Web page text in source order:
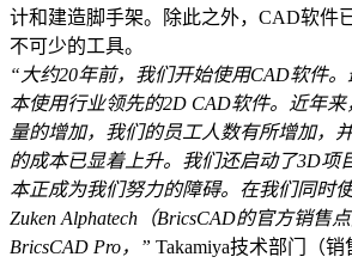
计和建造脚手架。除此之外，CAD软件
不可少的工具。
“大约20年前，我们开始使用CAD软件
本使用行业领先的2D CAD软件。近年
量的增加，我们的员工人数有所增加，
的成本已显着上升。我们还启动了3D项
本正成为我们努力的障碍。在我们同时
Zuken Alphatech（BricsCAD的官方销售
BricsCAD Pro，” Takamiya技术部门（销